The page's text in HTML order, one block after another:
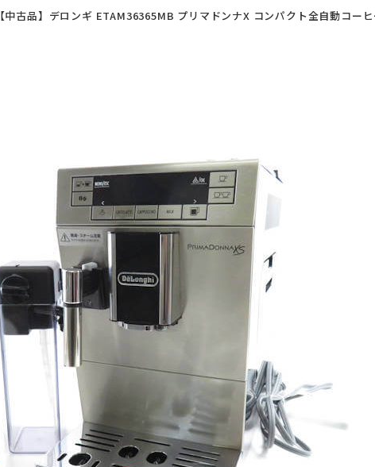
【中古品】デロンギ ETAM36365MB プリマドンナX コンパクト全自動コー